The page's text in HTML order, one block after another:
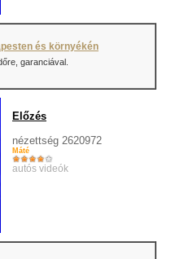
és környékén
garanciával.
Előzés
nézettség 2620972
Máté
autós videók